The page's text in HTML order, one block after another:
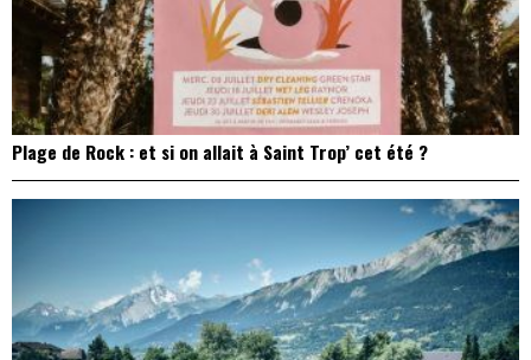
Plage de Rock : et si on allait à Saint Trop’ cet été ?